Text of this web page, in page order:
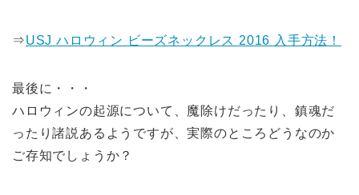
⇒USJ ハロウィン ビーズネックレス 2016 入手方法！
最後に・・・
ハロウィンの起源について、魔除けだったり、鎮魂だ
ったり諸説あるようですが、実際のところどうなのか
ご存知でしょうか？